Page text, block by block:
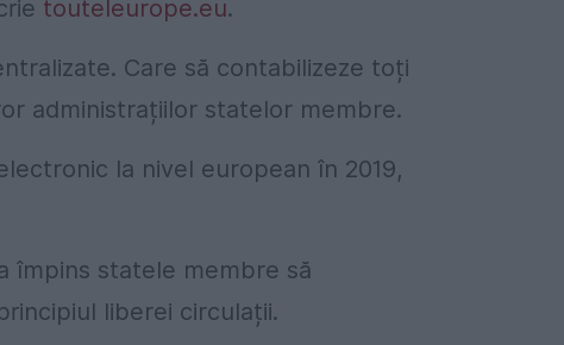
touteleurope.eu.
Care să contabilizeze toți
administrațiilor statelor membre.
la nivel european în 2019,
împins statele membre să
liberei circulații.